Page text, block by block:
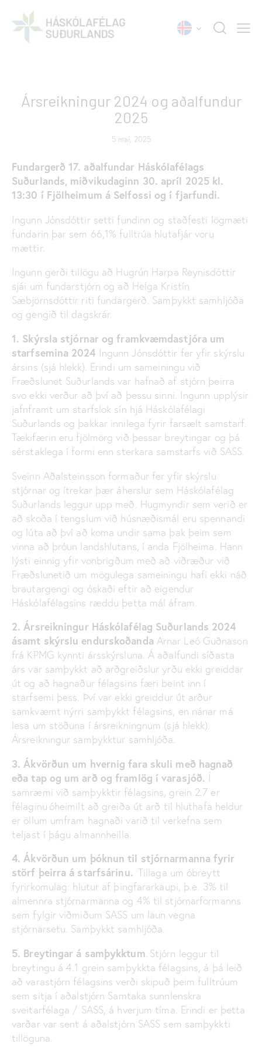
Ársreikningur 2024 og aðalfundur
2025
5 maí, 2025
Fundargerð 17. aðalfundar Háskólafélags
Suðurlands, miðvikudaginn 30. apríl 2025 kl.
13:30 í Fjölheimum á Selfossi og í fjarfundi.
Ingunn Jónsdóttir setti fundinn og staðfesti lögmæti
fundarin þar sem 66,1% fulltrúa hlutafjár voru
mættir.
Ingunn gerði tillögu að Hugrún Harpa Reynisdóttir
sjái um fundarstjórn og að Helga Kristín
Sæbjörnsdóttir riti fundargerð. Samþykkt samhljóða
og gengið til dagskrár.
1. Skýrsla stjórnar og framkvæmdastjóra um
starfsemina 2024 Ingunn Jónsdóttir fer yfir skýrslu
ársins (sjá hlekk). Erindi um sameiningu við
Fræðslunet Suðurlands var hafnað af stjórn þeirra
svo ekki verður að því að þessu sinni. Ingunn upplýsir
jafnframt um starfslok sín hjá Háskólafélagi
Suðurlands og þakkar innilega fyrir farsælt samstarf.
Tækifærin eru fjölmörg við þessar breytingar og þá
sérstaklega í formi enn sterkara samstarfs við SASS.
Sveinn Aðalsteinsson formaður fer yfir skýrslu
stjórnar og ítrekar þær áherslur sem Háskólafélag
Suðurlands leggur upp með. Hugmyndir sem verið er
að skoða í tengslum við húsnæðismál eru spennandi
og lúta að því að koma undir sama þak þeim sem
vinna að þróun landshlutans, í anda Fjölheima. Hann
lýsti einnig yfir vonbrigðum með að viðræður við
Fræðslunetið um mögulega sameiningu hafi ekki náð
brautargengi og óskaði eftir að eigendur
Háskólafélagsins ræddu þetta mál áfram.
2.Ársreikningur Háskólafélag Suðurlands 2024
ásamt skýrslu endurskoðanda Arnar Leó Guðnason
frá KPMG kynnti ársskýrsluna. Á aðal fundi síðasta
árs var samþykkt að arðgreiðslur yrðu ekki greiddar
út og að hagnaður félagsins færi beint inn í
starfsemi þess. Þvívar ekki greiddur út arður
samkvæmt nýrri samþykkt félagsins, en nánar má
lesa um stöðuna í ársreikningnum (sjá hlekk).
Ársreikningur samþykktur samhljóða.
3. Ákvörðun um hvernig fara skuli með hagnað
eða tap og um arð og framlög í varasjóð. Í
samræmi við samþykktir félagsins, grein 2.7 er
félaginu óheimilt að greiða út arð til hluthafa heldur
er öllum umfram hagnaði varið til verkefna sem
teljast í þágu almannheilla.
4. Ákvörðun um þóknun til stjórnarmanna fyrir
störf þeirra á starfsárinu. Tillaga um óbreytt
fyrirkomulag: hlutur af þingfararkaupi, þ.e. 3% til
almennra stjórnarmanna og 4% til stjórnarformanns
sem fylgir viðmiðum SASS um laun vegna
stjórnarsetu. Samþykkt samhljóða.
5. Breytingar á samþykktum Stjórn leggur til
breytingu á 4.1 grein samþykkta félagsins, á þá leið
að varastjórn félagsins verði skipuð þeim fulltrúum
sem sitja í aðalstjórn Samtaka sunnlenskra
sveitarfélaga / SASS, á hverjum tíma. Erindi er þetta
varðar var sent á aðalstjórn SASS sem samþykkti
tillöguna.